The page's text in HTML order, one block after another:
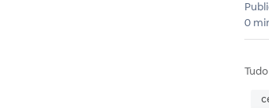
0